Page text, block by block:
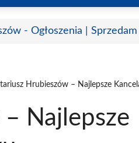
- Ogłoszenia |
Hrubieszów – Najlepsze
Najlepsze